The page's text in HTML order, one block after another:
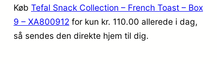
Køb Tefal Snack Collection – French Toast – Box
9 – XA800912 for kun kr. 110.00 allerede i dag,
så sendes den direkte hjem til dig.